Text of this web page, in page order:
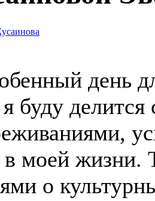
день
я буду
моей жизни.
о